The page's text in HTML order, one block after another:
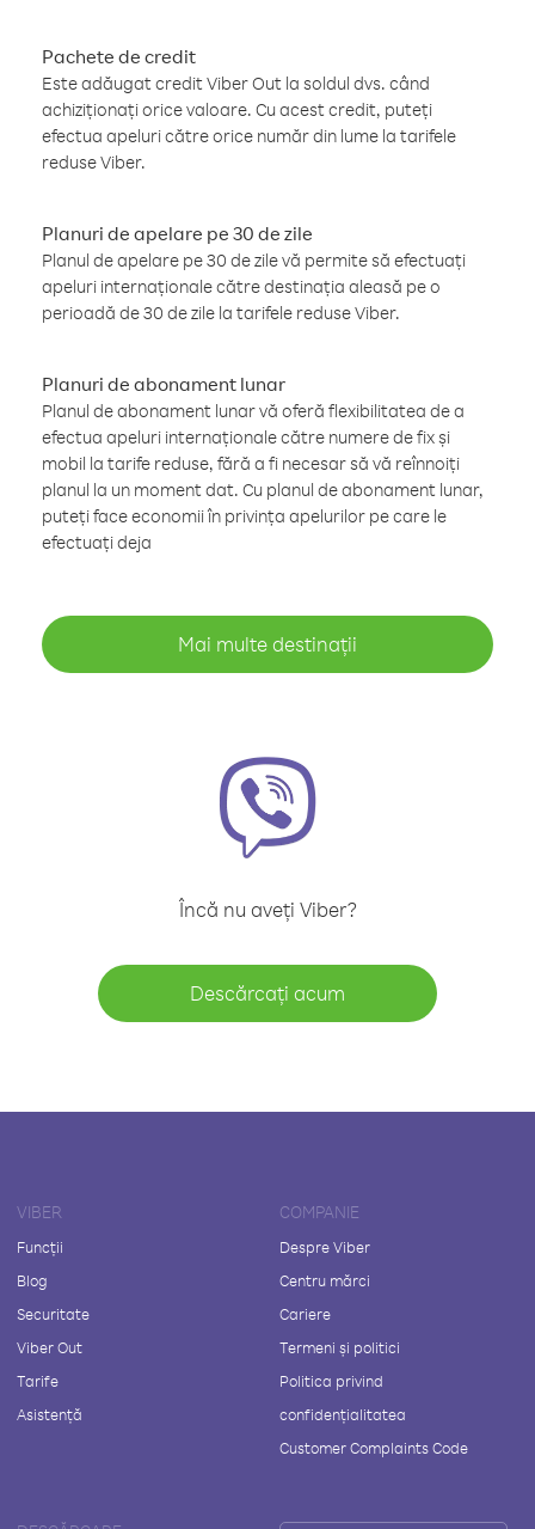
Pachete de credit
Este adăugat credit Viber Out la soldul dvs. când
achiziționați orice valoare. Cu acest credit, puteți
efectua apeluri către orice număr din lume la tarifele
reduse Viber.
Planuri de apelare pe 30 de zile
Planul de apelare pe 30 de zile vă permite să efectuați
apeluri internaționale către destinația aleasă pe o
perioadă de 30 de zile la tarifele reduse Viber.
Planuri de abonament lunar
Planul de abonament lunar vă oferă flexibilitatea de a
efectua apeluri internaționale către numere de fix și
mobil la tarife reduse, fără a fi necesar să vă reînnoiți
planul la un moment dat. Cu planul de abonament lunar,
puteți face economii în privința apelurilor pe care le
efectuați deja
Mai multe destinații
Încă nu aveți Viber?
Descărcați acum
VIBER
Funcții
Blog
Securitate
Viber Out
Tarife
Asistență
COMPANIE
Despre Viber
Centru mărci
Cariere
Termeni și politici
Politica privind
confidențialitatea
Customer Complaints Code